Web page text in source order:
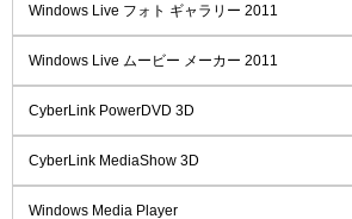
Windows Live フォト ギャラリー 2011
Windows Live ムービー メーカー 2011
CyberLink PowerDVD 3D
CyberLink MediaShow 3D
Windows Media Player